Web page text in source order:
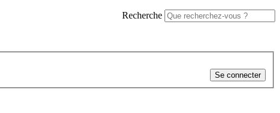
Recherche
Se connecter